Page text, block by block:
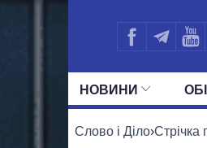
НОВИНИ
Слово і Діло›Стрічка